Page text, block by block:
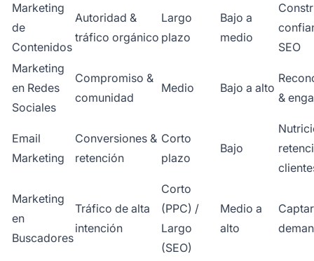
Marketing
de
Contenidos
Autoridad &
tráfico orgánico
Largo
plazo
Bajo a
medio
SEO
Marketing
en Redes
Sociales
Compromiso &
comunidad
Medio Bajo a alto
&
Email
Marketing
Conversiones &
retención
Corto
plazo
Bajo
Marketing
en
Buscadores
Tráfico de alta
intención
Corto
(PPC) /
Largo
(SEO)
Medio a
alto
Captar